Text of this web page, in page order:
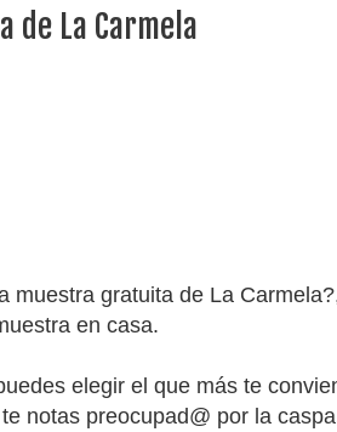
de La Carmela
muestra gratuita de La
en casa.
elegir el que más te
notas preocupad@ por la